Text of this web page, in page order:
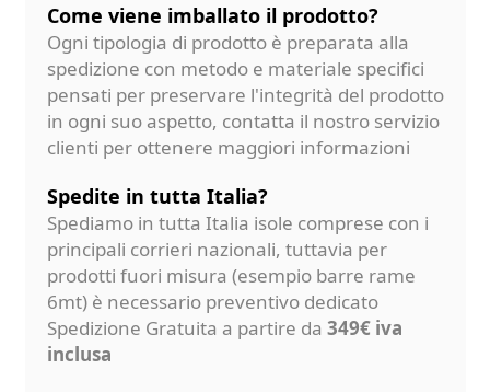
Come viene imballato il prodotto?
Ogni tipologia di prodotto è preparata alla
spedizione con metodo e materiale specifici
pensati per preservare l'integrità del prodotto
in ogni suo aspetto, contatta il nostro servizio
clienti per ottenere maggiori informazioni
Spedite in tutta Italia?
Spediamo in tutta Italia isole comprese con i
principali corrieri nazionali, tuttavia per
prodotti fuori misura (esempio barre rame
6mt) è necessario preventivo dedicato
Spedizione Gratuita a partire da 349€ iva
inclusa